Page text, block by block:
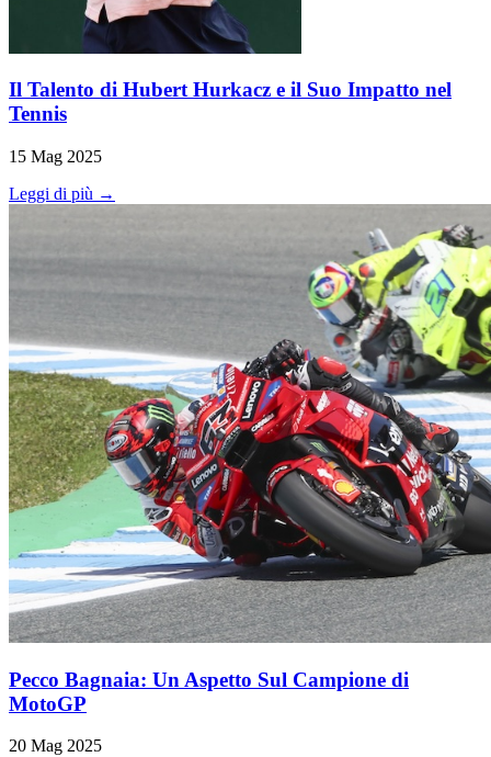
Il Talento di Hubert Hurkacz e il Suo Impatto nel
Tennis
15 Mag 2025
Leggi di più →
Pecco Bagnaia: Un Aspetto Sul Campione di
MotoGP
20 Mag 2025